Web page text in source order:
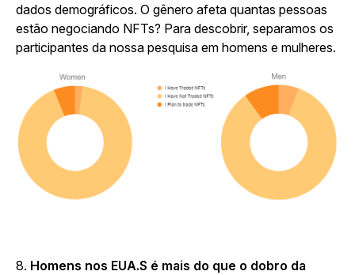
dados demográficos. O gênero afeta quantas pessoas
estão negociando NFTs? Para descobrir, separamos os
participantes da nossa pesquisa em homens e mulheres.
8. Homens nos EUA.S é mais do que o dobro da